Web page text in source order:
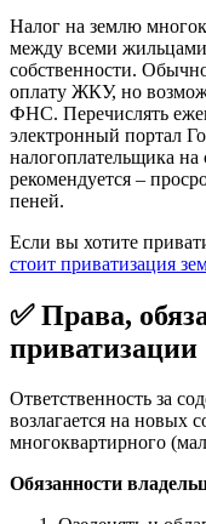
Налог на землю
между всеми
собственности.
оплату ЖКУ, но
ФНС. Перечислять
электронный портал
налогоплательщика
рекомендуется –
пеней.
Если вы хотите
стоит приватизация
✅ Права,
приватизации
Ответственность за
возлагается на новых
многоквартирного
Обязанности